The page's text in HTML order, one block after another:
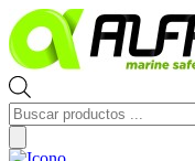
Skip
to
content
Búsqueda
de
productos